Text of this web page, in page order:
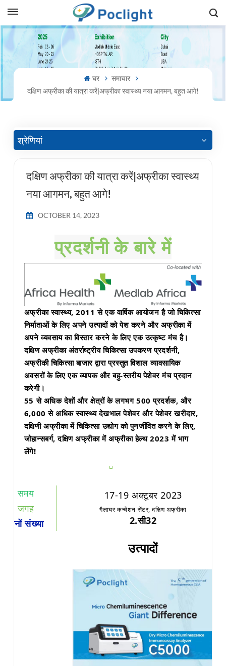
घर
समाचार
दक्षिण अफ्रीका की यात्रा करें|अफ्रीका स्वास्थ्य नया आगमन, बहुत आगे!
श्रेणियां
दक्षिण अफ्रीका की यात्रा करें|अफ्रीका स्वास्थ्य
नया आगमन, बहुत आगे!
OCTOBER 14, 2023
प्रदर्शनी के बारे में
अफ्रीका स्वास्थ्य, 2011 से एक वार्षिक आयोजन है जो चिकित्सा
निर्माताओं के लिए अपने उत्पादों को पेश करने और अफ्रीका में
अपने व्यवसाय का विस्तार करने के लिए एक उत्कृष्ट मंच है।
दक्षिण अफ्रीका अंतर्राष्ट्रीय चिकित्सा उपकरण प्रदर्शनी,
अफ्रीकी चिकित्सा बाजार द्वारा प्रस्तुत विशाल व्यावसायिक
अवसरों के लिए एक व्यापक और बहु-स्तरीय पेशेवर मंच प्रदान
करेगी।
55 से अधिक देशों और क्षेत्रों के लगभग 500 प्रदर्शक, और
6,000 से अधिक स्वास्थ्य देखभाल पेशेवर और पेशेवर खरीदार,
दक्षिणी अफ्रीका में चिकित्सा उद्योग को पुनर्जीवित करने के लिए,
जोहान्सबर्ग, दक्षिण अफ्रीका में अफ्रीका हेल्थ 2023 में भाग
लेंगे!
समय
जगह
दोनों संख्या
17-19 अक्टूबर 2023
गैलाघर कन्वेंशन सेंटर, दक्षिण अफ्रीका
2.सी32
उत्पादों